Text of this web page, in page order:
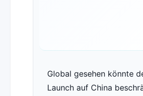
Global gesehen könnte
Launch auf China